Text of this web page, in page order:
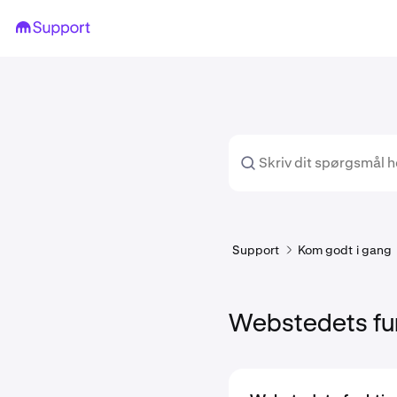
Support Kom godt i gang
Webstedets